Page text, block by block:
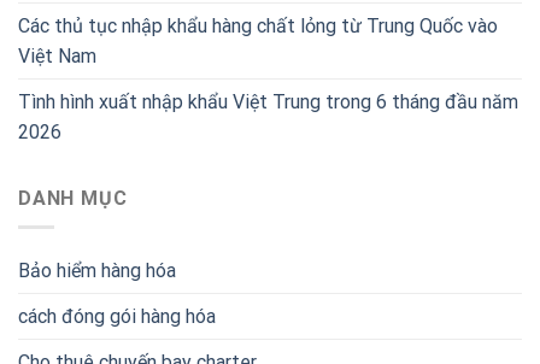
Các thủ tục nhập khẩu hàng chất lỏng từ Trung Quốc vào
Việt Nam
Tình hình xuất nhập khẩu Việt Trung trong 6 tháng đầu năm
2026
DANH MỤC
Bảo hiểm hàng hóa
cách đóng gói hàng hóa